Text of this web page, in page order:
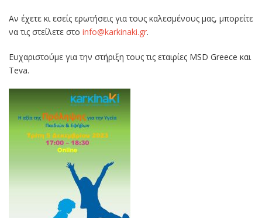
Αν έχετε κι εσείς ερωτήσεις για τους καλεσμένους μας, μπορείτε
να τις στείλετε στο info@karkinaki.gr.
Ευχαριστούμε για την στήριξη τους τις εταιρίες MSD Greece και
Teva.